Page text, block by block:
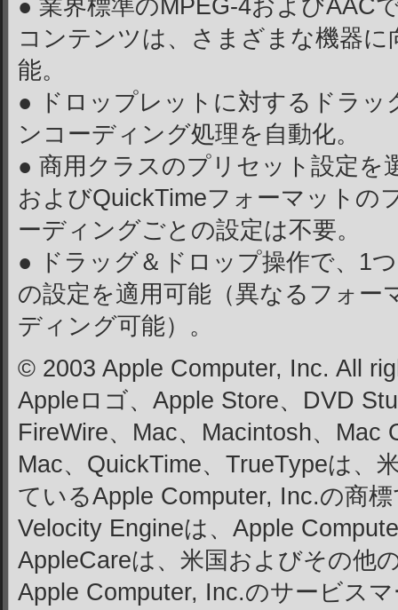
● 業界標準のMPEG-4およびAAC
コンテンツは、さまざまな機器
能。
● ドロップレットに対するドラッ
ンコーディング処理を自動化。
● 商用クラスのプリセット設定を
およびQuickTimeフォーマットの
ーディングごとの設定は不要。
● ドラッグ＆ドロップ操作で、1
の設定を適用可能（異なるフォー
ディング可能）。
© 2003 Apple Computer, Inc. All
Appleロゴ、Apple Store、DVD
FireWire、Mac、Macintosh、Mac
Mac、QuickTime、TrueTypeは、
ているApple Computer, Inc.の商
Velocity Engineは、Apple
AppleCareは、米国およびその他
Apple Computer, Inc.のサービス